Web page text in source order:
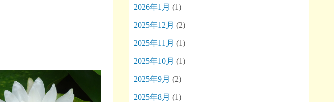
2026年1月 (1)
2025年12月 (2)
2025年11月 (1)
2025年10月 (1)
2025年9月 (2)
2025年8月 (1)